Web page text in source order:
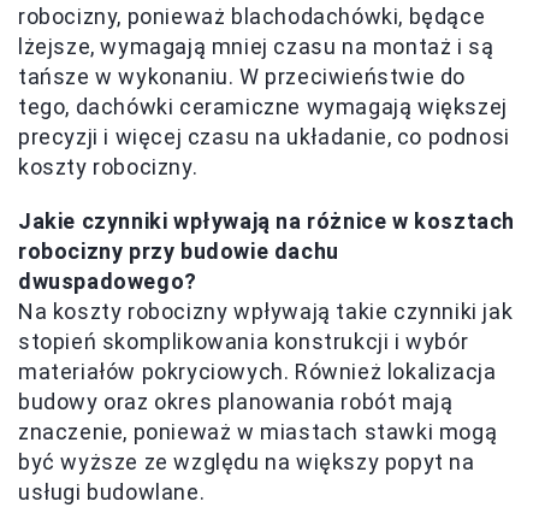
robocizny, ponieważ blachodachówki, będące
lżejsze, wymagają mniej czasu na montaż i są
tańsze w wykonaniu. W przeciwieństwie do
tego, dachówki ceramiczne wymagają większej
precyzji i więcej czasu na układanie, co podnosi
koszty robocizny.
Jakie czynniki wpływają na różnice w kosztach
robocizny przy budowie dachu
dwuspadowego?
Na koszty robocizny wpływają takie czynniki jak
stopień skomplikowania konstrukcji i wybór
materiałów pokryciowych. Również lokalizacja
budowy oraz okres planowania robót mają
znaczenie, ponieważ w miastach stawki mogą
być wyższe ze względu na większy popyt na
usługi budowlane.